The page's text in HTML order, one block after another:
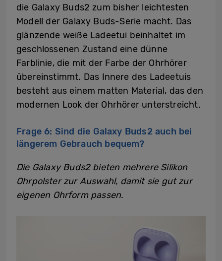
die Galaxy Buds2 zum bisher leichtesten
Modell der Galaxy Buds-Serie macht. Das
glänzende weiße Ladeetui beinhaltet im
geschlossenen Zustand eine dünne
Farblinie, die mit der Farbe der Ohrhörer
übereinstimmt. Das Innere des Ladeetuis
besteht aus einem matten Material, das den
modernen Look der Ohrhörer unterstreicht.
Frage 6: Sind die Galaxy Buds2 auch bei
längerem Gebrauch bequem?
Die Galaxy Buds2 bieten mehrere Silikon
Ohrpolster zur Auswahl, damit sie gut zur
eigenen Ohrform passen.